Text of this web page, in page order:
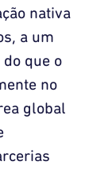
nativa
a um
que o
no
global